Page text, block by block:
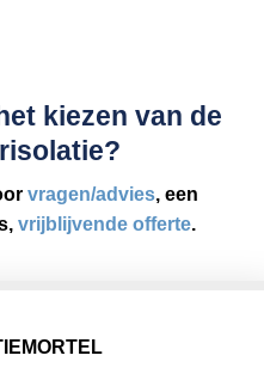
kiezen van de
vragen/advies, een
vrijblijvende offerte.